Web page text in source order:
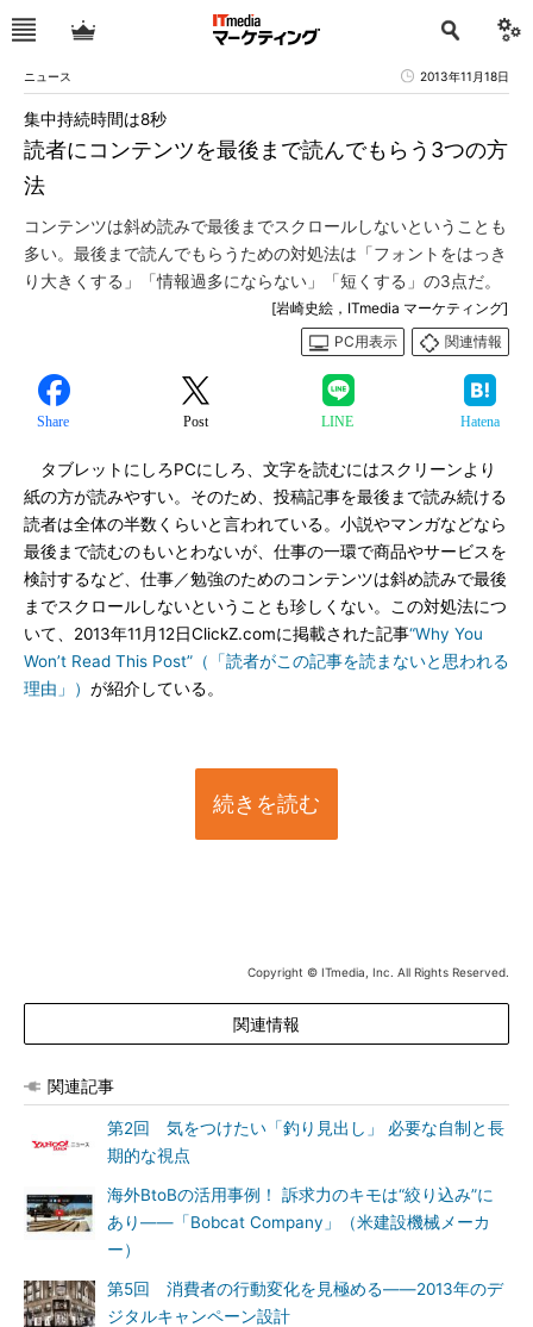
ニュース 2013年11月18日
読者にコンテンツを最後まで読んでもらう3つの方
法
集中持続時間は8秒
コンテンツは斜め読みで最後までスクロールしないということも
多い。最後まで読んでもらうための対処法は「フォントをはっき
り大きくする」「情報過多にならない」「短くする」の3点だ。
[岩崎史絵，ITmedia マーケティング]
PC用表示
関連情報
Share Post LINE Hatena
タブレットにしろPCにしろ、文字を読むにはスクリーンより
紙の方が読みやすい。そのため、投稿記事を最後まで読み続ける
読者は全体の半数くらいと言われている。小説やマンガなどなら
最後まで読むのもいとわないが、仕事の一環で商品やサービスを
検討するなど、仕事／勉強のためのコンテンツは斜め読みで最後
までスクロールしないということも珍しくない。この対処法につ
いて、2013年11月12日ClickZ.comに掲載された記事“Why You
Won’t Read This Post”（「読者がこの記事を読まないと思われる
理由」） が紹介している。
続きを読む
Copyright © ITmedia, Inc. All Rights Reserved.
関連情報
関連記事
第2回 気をつけたい「釣り見出し」 必要な自制と長
期的な視点
海外BtoBの活用事例！ 訴求力のキモは“絞り込み”に
あり――「Bobcat Company」（米建設機械メーカ
ー）
第5回 消費者の行動変化を見極める――2013年のデ
ジタルキャンペーン設計